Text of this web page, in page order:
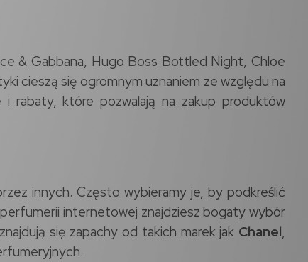
& Gabbana, Hugo Boss Bottled Night, Chloe
cieszą się ogromnym uznaniem ze względu na
rabaty, które pozwalają na zakup produktów
innych. Często wybieramy je, by podkreślić
internetowej znajdziesz bogaty wybór
się zapachy od takich marek jak Chanel,